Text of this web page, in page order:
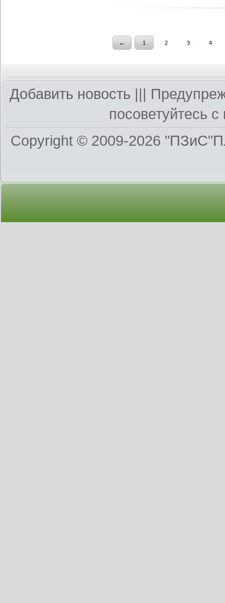
← 1 2 3 4
Добавить новость |||
посоветуйтесь
Copyright © 2009-2026